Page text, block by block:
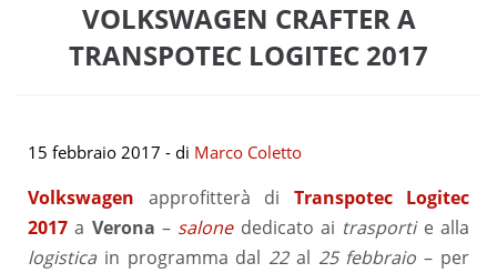
VOLKSWAGEN CRAFTER A
TRANSPOTEC LOGITEC 2017
15 febbraio 2017 - di Marco Coletto
Volkswagen approfitterà di Transpotec Logitec
2017 a Verona – salone dedicato ai trasportie alla
logisticain programma dal 22al 25 febbraio – per